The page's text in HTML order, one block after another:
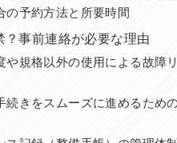
の予約方法と所要時間
？事前連絡が必要な理由
や規格以外の使用による故障
続きをスムーズに進めるため